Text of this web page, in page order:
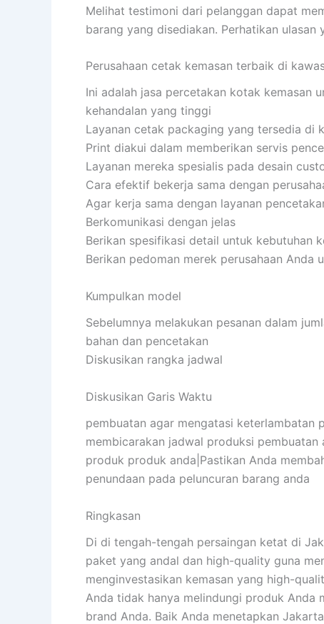
Melihat testimoni dari pelanggan dapat
barang yang disediakan. Perhatikan ulasan
Perusahaan cetak kemasan terbaik di
Ini adalah jasa percetakan kotak kemasan
kehandalan yang tinggi
Layanan cetak packaging yang tersedia di
Print diakui dalam memberikan servis
Layanan mereka spesialis pada desain
Cara efektif bekerja sama dengan
Agar kerja sama dengan layanan
Berkomunikasi dengan jelas
Berikan spesifikasi detail untuk kebutuhan
Berikan pedoman merek perusahaan Anda
Kumpulkan model
Sebelumnya melakukan pesanan dalam
bahan dan pencetakan
Diskusikan rangka jadwal
Diskusikan Garis Waktu
pembuatan agar mengatasi keterlambatan
membicarakan jadwal produksi
produk produk anda|Pastikan Anda
penundaan pada peluncuran barang anda
Ringkasan
Di di tengah-tengah persaingan ketat di
paket yang andal dan high-quality guna
menginvestasikan kemasan yang high-
Anda tidak hanya melindungi produk Anda
brand Anda. Baik Anda menetapkan